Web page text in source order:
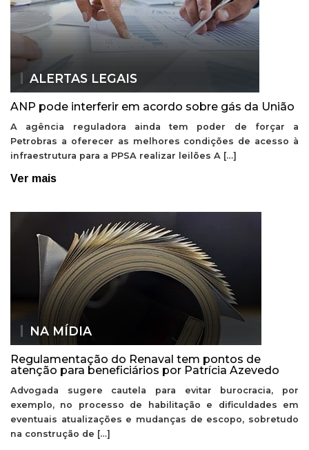
ALERTAS LEGAIS
ANP pode interferir em acordo sobre gás da União
A agência reguladora ainda tem poder de forçar a
Petrobras a oferecer as melhores condições de acesso à
infraestrutura para a PPSA realizar leilões A […]
Ver mais
NA MÍDIA
Regulamentação do Renaval tem pontos de
atenção para beneficiários por Patrícia Azevedo
Advogada sugere cautela para evitar burocracia, por
exemplo, no processo de habilitação e dificuldades em
eventuais atualizações e mudanças de escopo, sobretudo
na construção de […]